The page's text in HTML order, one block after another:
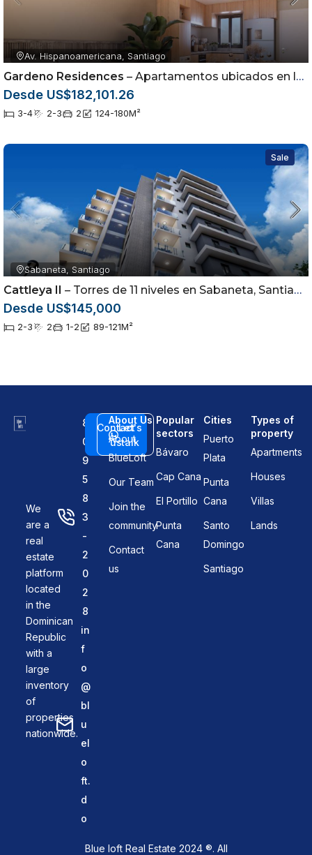
Av. Hispanoamericana, Santiago
Gardeno Residences – Apartamentos ubicados en la Av. Hispanoamericana dentro del sector Jardínes del Sur
Desde US$182,101.26
3-4 2-3 2 124-180M²
Sale
Sabaneta, Santiago
Cattleya II – Torres de 11 niveles en Sabaneta, Santiago
Desde US$145,000
2-3 2 1-2 89-121M²
We
are a
real
estate
platform
located
in the
Dominican
Republic
with a
large
inventory
of
properties
nationwide.
8
0
9
5
8
3
-
2
0
2
8
in
f
o
@
bl
u
el
o
ft.
d
o
Contact
us
Let's
talk
About Us
About
BlueLoft
Our Team
Join the
community
Contact
us
Popular
sectors
Bávaro
Cap Cana
El Portillo
Punta
Cana
Cities
Puerto
Plata
Punta
Cana
Santo
Domingo
Santiago
Types of
property
Apartments
Houses
Villas
Lands
Blue loft Real Estate 2024 ®. All